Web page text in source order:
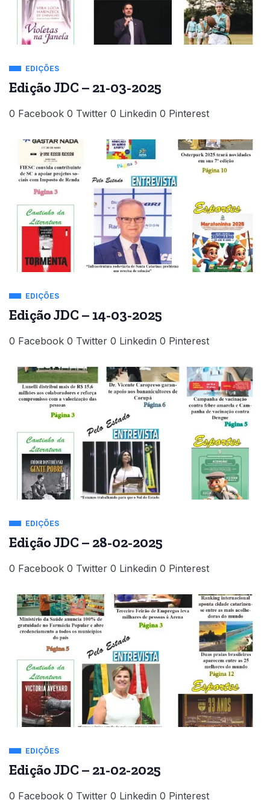
EDIÇÕES
Edição JDC – 21-03-2025
0 Facebook 0 Twitter 0 Linkedin 0 Pinterest
EDIÇÕES
Edição JDC – 14-03-2025
0 Facebook 0 Twitter 0 Linkedin 0 Pinterest
EDIÇÕES
Edição JDC – 28-02-2025
0 Facebook 0 Twitter 0 Linkedin 0 Pinterest
EDIÇÕES
Edição JDC – 21-02-2025
0 Facebook 0 Twitter 0 Linkedin 0 Pinterest